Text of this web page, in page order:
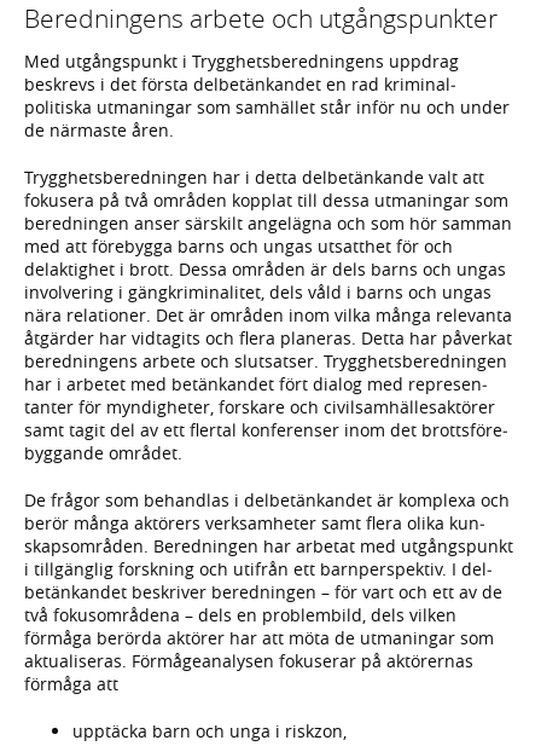
Beredningens arbete och utgångspunkter
Med utgångspunkt i Trygg­hets­beredningens upp­drag
beskrevs i det första del­betänkan­det en rad kriminal­
politiska utma­ningar som sam­hället står inför nu och under
de närmaste åren.
Trygghets­beredningen har i detta del­betänkande valt att
fokusera på två områden kopplat till dessa utma­ningar som
bered­ningen anser särskilt ange­lägna och som hör samman
med att före­bygga barns och ungas utsatt­het för och
delaktig­het i brott. Dessa områden är dels barns och ungas
involve­ring i gäng­krimina­litet, dels våld i barns och ungas
nära rela­tioner. Det är områden inom vilka många rele­vanta
åtgärder har vidtagits och flera planeras. Detta har påverkat
bered­ningens arbete och slutsatser. Trygghets­bered­ningen
har i arbetet med betänkan­det fört dialog med represen­
tanter för myndig­heter, forskare och civil­sam­hälles­aktörer
samt tagit del av ett flertal kon­ferenser inom det brotts­före­
byggande området.
De frågor som behandlas i del­betänkandet är kom­plexa och
berör många aktörers verk­sam­heter samt flera olika kun­
skaps­områden. Bered­ningen har arbetat med utgångs­punkt
i tillgänglig forsk­ning och ut­ifrån ett barn­perspektiv. I del­
betänkandet beskriver bered­ningen – för vart och ett av de
två fokus­områdena – dels en problem­bild, dels vilken
förmåga berörda aktörer har att möta de utmaningar som
aktuali­seras. Förmåge­analysen fokus­erar på aktörernas
förmåga att
upptäcka barn och unga i riskzon,